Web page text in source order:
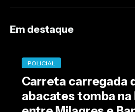
Em destaque
POLICIAL
Carreta carregada
abacates tomba na